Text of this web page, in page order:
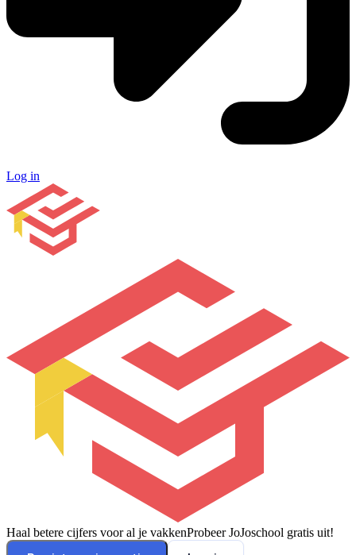
Log in
Haal betere cijfers voor al je vakkenProbeer JoJoschool gratis uit!